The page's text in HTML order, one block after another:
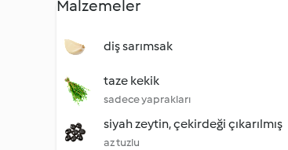
Malzemeler
diş sarımsak
taze kekik
sadece yaprakları
siyah zeytin, çekirdeği çıkarılmış
az tuzlu